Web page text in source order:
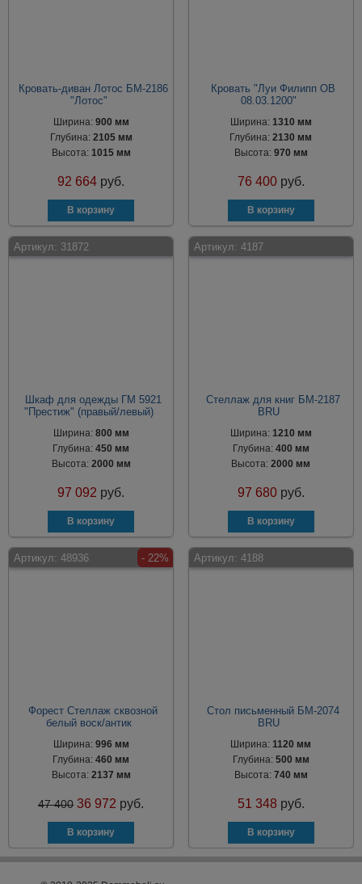
Кровать-диван Лотос БМ-2186
"Лотос"
Ширина: 900 мм
Глубина: 2105 мм
Высота: 1015 мм
92 664 руб.
Кровать "Луи Филипп ОВ
08.03.1200"
Ширина: 1310 мм
Глубина:2130 мм
Высота: 970 мм
76 400 руб.
Артикул: 31872
Шкаф для одежды ГМ 5921
"Престиж" (правый/левый)
Ширина: 800 мм
Глубина:450 мм
Высота: 2000 мм
97 092 руб.
Артикул: 4187
Стеллаж для книг БМ-2187
BRU
Ширина: 1210 мм
Глубина: 400 мм
Высота:2000 мм
97 680 руб.
Артикул: 48936 - 22%
Форест Стеллаж сквозной
белый воск/антик
Ширина: 996 мм
Глубина:460 мм
Высота: 2137 мм
47 400 36 972 руб.
Артикул: 4188
Стол письменный БМ-2074
BRU
Ширина:1120 мм
Глубина: 500 мм
Высота: 740 мм
51 348 руб.